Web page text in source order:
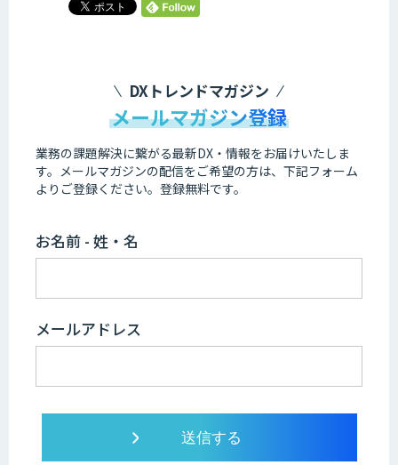
DXトレンドマガジン
メールマガジン登録
業務の課題解決に繋がる最新DX・情報をお届けいたしま
す。 メールマガジンの配信をご希望の方は、下記フォーム
よりご登録ください。登録無料です。
お名前 - 姓・名
メールアドレス